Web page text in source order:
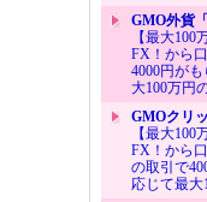
GMO外貨
【最大100
FX！から
4000円が
大100万円
GMOクリ
【最大100
FX！から
の取引で
応じて最大